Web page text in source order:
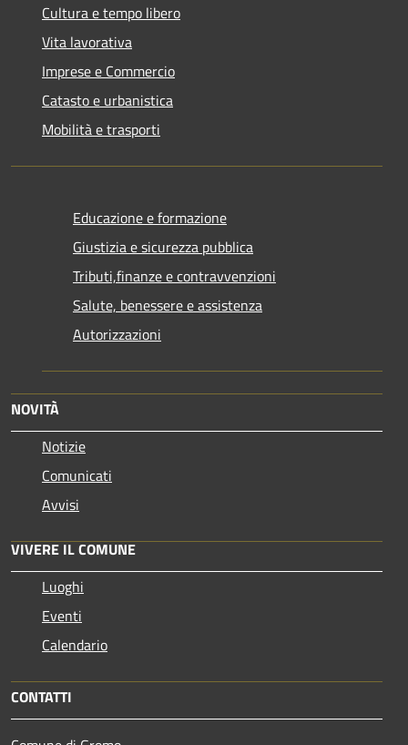
Cultura e tempo libero
Vita lavorativa
Imprese e Commercio
Catasto e urbanistica
Mobilità e trasporti
Educazione e formazione
Giustizia e sicurezza pubblica
Tributi,finanze e contravvenzioni
Salute, benessere e assistenza
Autorizzazioni
NOVITÀ
Notizie
Comunicati
Avvisi
VIVERE IL COMUNE
Luoghi
Eventi
Calendario
CONTATTI